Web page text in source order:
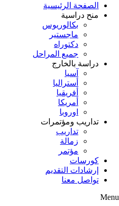
الصفحة الرئيسية
منح دراسية
بكالوريوس
ماجستير
دكتوراه
جميع المراحل
دراسة بالخارج
آسيا
أستراليا
أفريقيا
أمريكا
اوروبا
تداريب ومؤتمرات
تداريب
زمالة
مؤتمر
كورسات
إرشادات التقديم
تواصل معنا
Menu